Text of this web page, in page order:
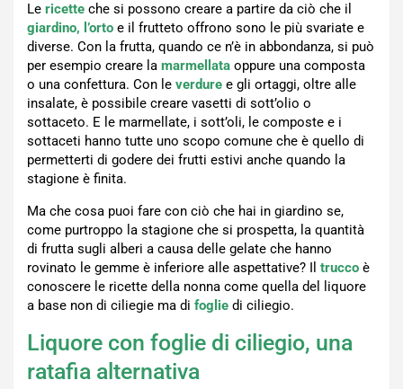
Le ricette che si possono creare a partire da ciò che il
giardino, l’orto e il frutteto offrono sono le più svariate e
diverse. Con la frutta, quando ce n’è in abbondanza, si può
per esempio creare la marmellata oppure una composta
o una confettura. Con le verdure e gli ortaggi, oltre alle
insalate, è possibile creare vasetti di sott’olio o
sottaceto. E le marmellate, i sott’oli, le composte e i
sottaceti hanno tutte uno scopo comune che è quello di
permetterti di godere dei frutti estivi anche quando la
stagione è finita.
Ma che cosa puoi fare con ciò che hai in giardino se,
come purtroppo la stagione che si prospetta, la quantità
di frutta sugli alberi a causa delle gelate che hanno
rovinato le gemme è inferiore alle aspettative? Il trucco è
conoscere le ricette della nonna come quella del liquore
a base non di ciliegie ma di foglie di ciliegio.
Liquore con foglie di ciliegio, una
ratafia alternativa